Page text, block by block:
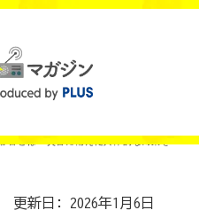
更新日: 2026年1月6日